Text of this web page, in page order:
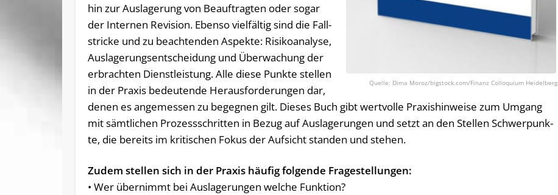
Dima Moroz/bigstock.com/Finanz Colloquium Heidelberg
hin zur Aus­la­ge­rung von Be­auf­trag­ten oder so­gar
der In­ter­nen Re­vi­si­on. Eben­so viel­fäl­tig sind die Fall­
stri­cke und zu be­ach­ten­den As­pek­te: Ri­si­ko­ana­ly­se,
Aus­la­ge­rungs­ent­schei­dung und Über­wa­chung der
er­brach­ten Dienst­leis­tung. Al­le die­se Punk­te stel­len
in der Pra­xis be­deu­ten­de Her­aus­for­de­run­gen dar,
de­nen es an­ge­mes­sen zu be­geg­nen gilt. Die­ses Buch gibt wert­vol­le Pra­xis­hin­wei­se zum Um­gang
mit sämt­li­chen Pro­zess­schrit­ten in Be­zug auf Aus­la­ge­run­gen und setzt an den Stel­len Schwer­punk­
te, die be­reits im kri­ti­schen Fo­kus der Auf­sicht stan­den und ste­hen.
Zu­dem stel­len sich in der Pra­xis häu­fig fol­gen­de Fra­ge­stel­lun­gen:
• Wer übernimmt bei Auslagerungen welche Funktion?